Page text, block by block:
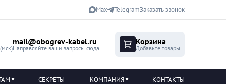
Max TelegramЗаказать звонок
mail@obogrev-kabel.ru
Направляйте ваши запросы сюда
Корзина
Добавьте товары
СЕКРЕТЫ КОМПАНИЯ КОНТАКТЫ